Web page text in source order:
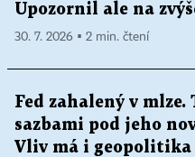
Upozornil ale na
30. 7. 2026 ▪ 2 min. čtení
Fed zahalený v
sazbami pod jeho
Vliv má i geopolitika